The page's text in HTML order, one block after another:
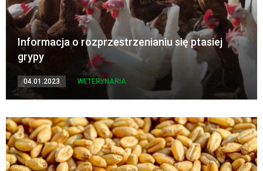
Informacja o rozprzestrzenianiu się ptasiej
grypy
04.01.2023 WETERYNARIA